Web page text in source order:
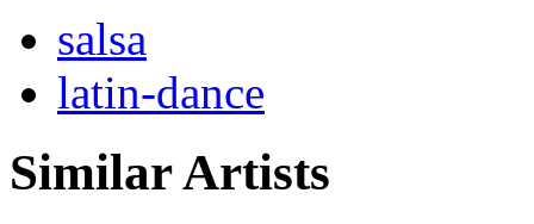
salsa
latin-dance
Similar Artists